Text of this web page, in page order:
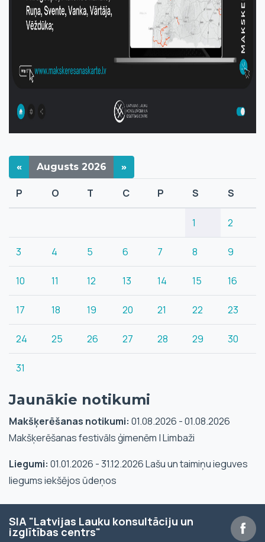
« Augusts 2026 »
P O T C P S S
1 2
3 4 5 6 7 8 9
10 11 12 13 14 15 16
17 18 19 20 21 22 23
24 25 26 27 28 29 30
31
Jaunākie notikumi
Makšķerēšanas notikumi: 01.08.2026 - 01.08.2026
Makšķerēšanas festivāls ģimenēm | Limbaži
Liegumi: 01.01.2026 - 31.12.2026 Lašu un taimiņu ieguves
liegums iekšējos ūdeņos
SIA "Latvijas Lauku konsultāciju un
izglītības centrs"